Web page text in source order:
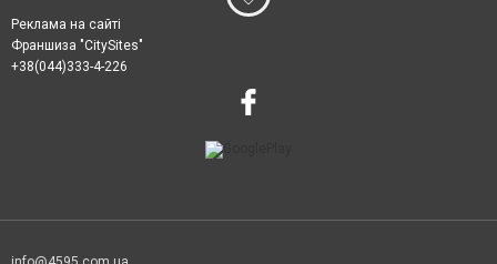
Реклама на сайті
Франшиза "CitySites"
+38(044)333-4-226